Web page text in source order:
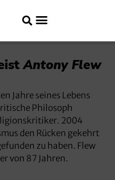
Antony Flew
Jahre seines Lebens
Philosoph
2004
den Rücken gekehrt
zu haben. Flew
von 87 Jahren.